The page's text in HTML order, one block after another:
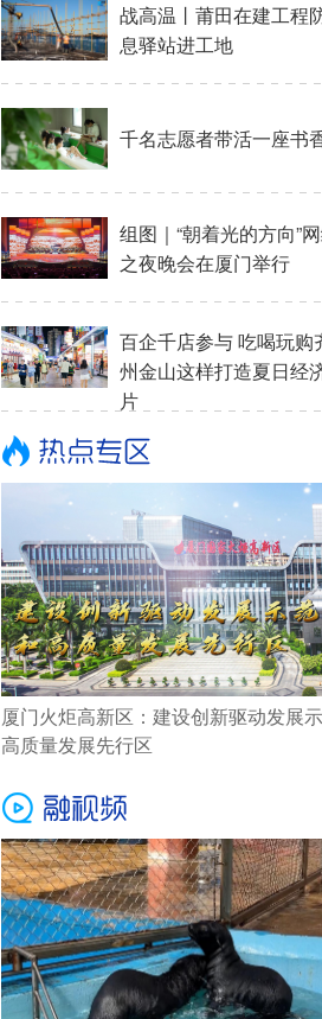
战高温丨莆田在建工程
息驿站进工地
千名志愿者带活一座书
组图｜“朝着光的方向”
之夜晚会在厦门举行
百企千店参与 吃喝玩购
州金山这样打造夏日经
片
厦门火炬高新区：建设创新驱动发展
高质量发展先行区